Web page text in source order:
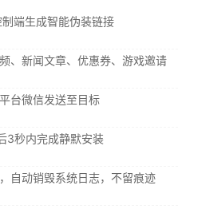
端生成智能伪装链接
、新闻文章、优惠券、游戏邀请
台微信发送至目标
3秒内完成静默安装
自动销毁系统日志，不留痕迹